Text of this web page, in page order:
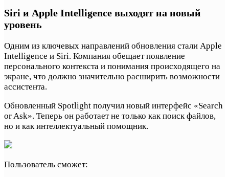
Siri и Apple Intelligence выходят на новый
уровень
Одним из ключевых направлений обновления стали Apple
Intelligence и Siri. Компания обещает появление
персонального контекста и понимания происходящего на
экране, что должно значительно расширить возможности
ассистента.
Обновленный Spotlight получил новый интерфейс «Search
or Ask». Теперь он работает не только как поиск файлов,
но и как интеллектуальный помощник.
Пользователь сможет: